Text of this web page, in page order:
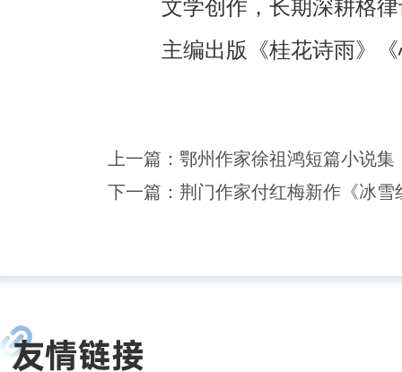
文学创作，长期深耕格
主编出版《桂花诗雨》
上一篇： 鄂州作家徐祖鸿短篇小说
下一篇： 荆门作家付红梅新作《冰雪